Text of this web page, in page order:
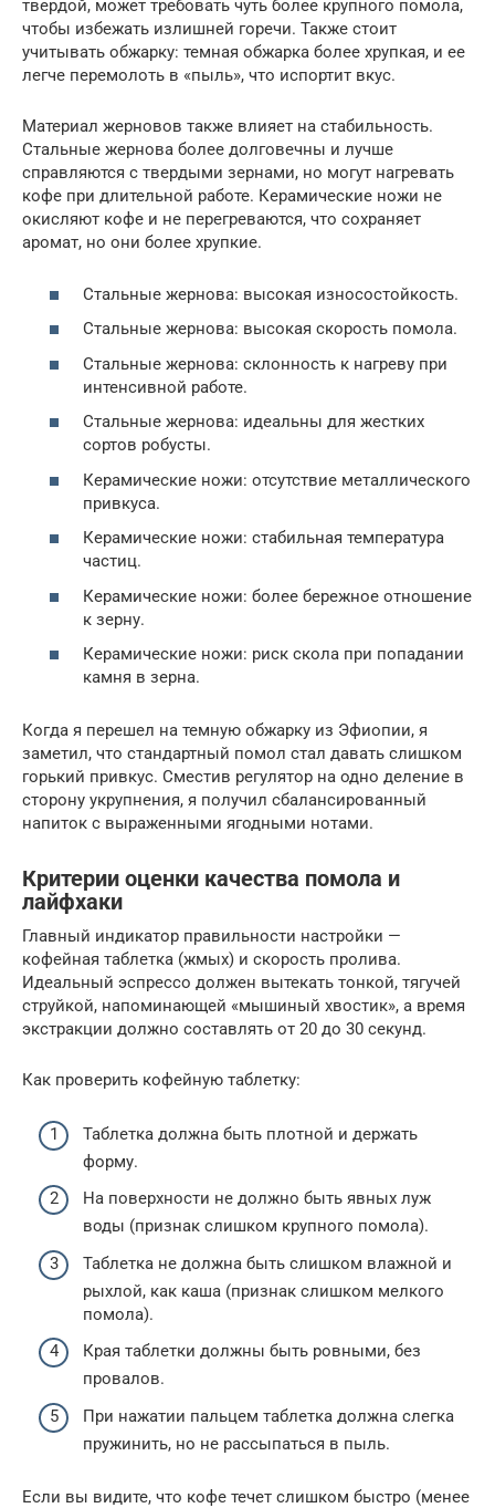
твердой, может требовать чуть более крупного помола,
чтобы избежать излишней горечи. Также стоит
учитывать обжарку: темная обжарка более хрупкая, и ее
легче перемолоть в «пыль», что испортит вкус.
Материал жерновов также влияет на стабильность.
Стальные жернова более долговечны и лучше
справляются с твердыми зернами, но могут нагревать
кофе при длительной работе. Керамические ножи не
окисляют кофе и не перегреваются, что сохраняет
аромат, но они более хрупкие.
Стальные жернова: высокая износостойкость.
Стальные жернова: высокая скорость помола.
Стальные жернова: склонность к нагреву при
интенсивной работе.
Стальные жернова: идеальны для жестких
сортов робусты.
Керамические ножи: отсутствие металлического
привкуса.
Керамические ножи: стабильная температура
частиц.
Керамические ножи: более бережное отношение
к зерну.
Керамические ножи: риск скола при попадании
камня в зерна.
Когда я перешел на темную обжарку из Эфиопии, я
заметил, что стандартный помол стал давать слишком
горький привкус. Сместив регулятор на одно деление в
сторону укрупнения, я получил сбалансированный
напиток с выраженными ягодными нотами.
Критерии оценки качества помола и
лайфхаки
Главный индикатор правильности настройки —
кофейная таблетка (жмых) и скорость пролива.
Идеальный эспрессо должен вытекать тонкой, тягучей
струйкой, напоминающей «мышиный хвостик», а время
экстракции должно составлять от 20 до 30 секунд.
Как проверить кофейную таблетку:
Таблетка должна быть плотной и держать
форму.
На поверхности не должно быть явных луж
воды (признак слишком крупного помола).
Таблетка не должна быть слишком влажной и
рыхлой, как каша (признак слишком мелкого
помола).
Края таблетки должны быть ровными, без
провалов.
При нажатии пальцем таблетка должна слегка
пружинить, но не рассыпаться в пыль.
Если вы видите, что кофе течет слишком быстро (менее